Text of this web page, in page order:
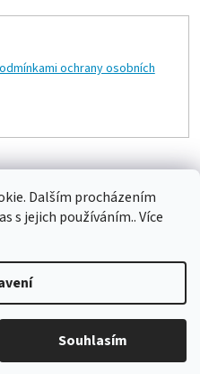
Dalším procházením
s jejich používáním.. Více
Souhlasím
ochrany osobních
práva vyhrazena.Upravit